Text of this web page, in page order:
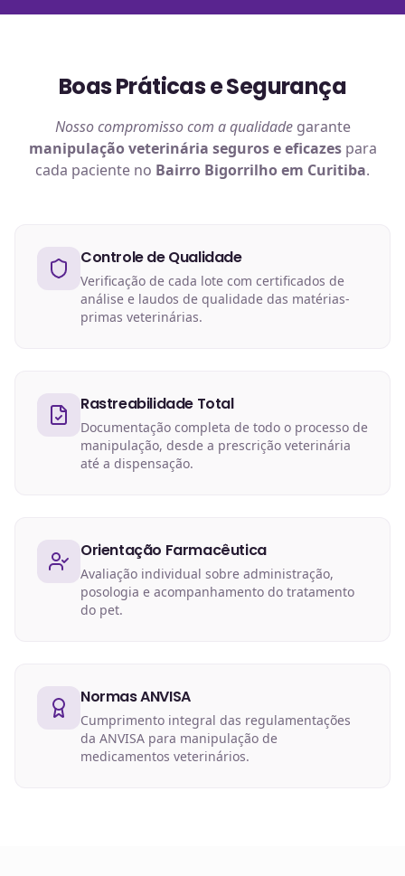
Boas Práticas e Segurança
Nosso compromisso com a qualidadegarante
manipulação veterinária seguros e eficazespara
cada paciente no Bairro Bigorrilho em Curitiba.
Controle de Qualidade
Verificação de cada lote com certificados de
análise e laudos de qualidade das matérias-
primas veterinárias.
Rastreabilidade Total
Documentação completa de todo o processo de
manipulação, desde a prescrição veterinária
até a dispensação.
Orientação Farmacêutica
Avaliação individual sobre administração,
posologia e acompanhamento do tratamento
do pet.
Normas ANVISA
Cumprimento integral das regulamentações
da ANVISA para manipulação de
medicamentos veterinários.